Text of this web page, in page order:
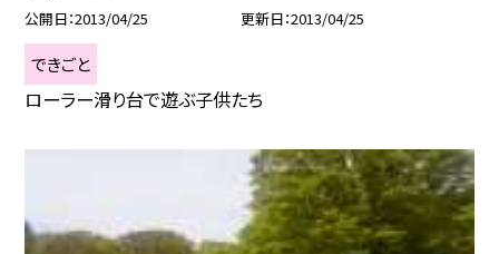
公開日 2013/04/25 更新日 2013/04/25
できごと
ローラー滑り台で遊ぶ子供たち